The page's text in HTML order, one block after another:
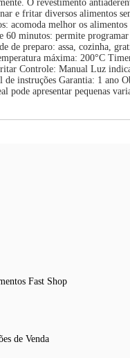
O revestimento
e fritar diversos alimentos
acomoda melhor os alimentos
60 minutos: permite
de preparo: assa, cozinha,
máxima: 200°C
Controle: Manual Luz
instruções Garantia: 1 ano
apresentar pequenas
Fast Shop
de Venda